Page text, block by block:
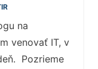
na
venovať IT, v
Pozrieme